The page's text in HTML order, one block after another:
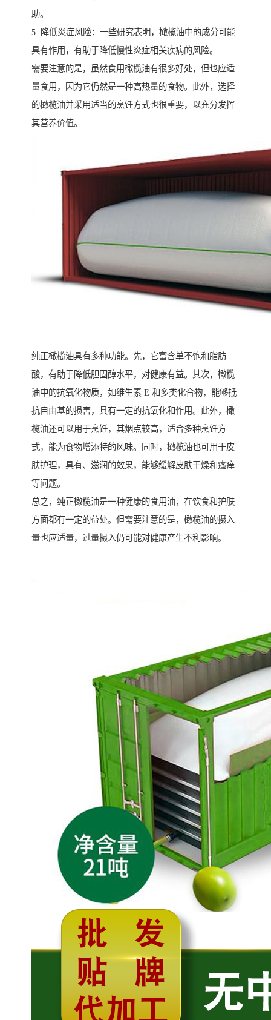
助。
5. 降低炎症风险：一些研究表明，橄榄油中的成分可能
具有作用，有助于降低慢性炎症相关疾病的风险。
需要注意的是，虽然食用橄榄油有很多好处，但也应适
量食用，因为它仍然是一种高热量的食物。此外，选择
的橄榄油并采用适当的烹饪方式也很重要，以充分发挥
其营养价值。
纯正橄榄油具有多种功能。先，它富含单不饱和脂肪
酸，有助于降低胆固醇水平，对健康有益。其次，橄榄
油中的抗氧化物质，如维生素 E 和多类化合物，能够抵
抗自由基的损害，具有一定的抗氧化和作用。此外，橄
榄油还可以用于烹饪，其烟点较高，适合多种烹饪方
式，能为食物增添特的风味。同时，橄榄油也可用于皮
肤护理，具有、滋润的效果，能够缓解皮肤干燥和瘙痒
等问题。
总之，纯正橄榄油是一种健康的食用油，在饮食和护肤
方面都有一定的益处。但需要注意的是，橄榄油的摄入
量也应适量，过量摄入仍可能对健康产生不利影响。